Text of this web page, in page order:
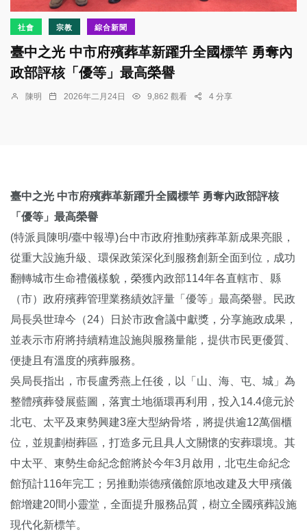
社會 宗教 綜合新聞
臺中之光 中市府殯葬革新躍升全國標竿 勇奪內
政部評核「優等」最高榮譽
陳明 2026年二月24日 9,862 觀看 4 分享
臺中之光 中市府殯葬革新躍升全國標竿 勇奪內政部評核
「優等」最高榮譽
(特派員陳明/臺中報導)台中市政府推動殯葬革新成果亮眼，
從重大設施升級、環保政策深化到服務創新全面到位，成功
翻轉城市生命禮儀樣貌，榮獲內政部114年各直轄市、縣
（市）政府殯葬管理業務績效評量「優等」最高榮譽。民政
局長吳世瑋今（24）日於市政會議中獻獎，分享施政成果，
並表示市府將持續精進設施與服務量能，提供市民更優質、
便捷且有溫度的殯葬服務。
吳局長指出，市長盧秀燕上任後，以「山、海、屯、城」為
整體殯葬發展藍圖，落實土地循環再利用，投入14.4億元於
北屯、太平及東勢興建3座大型納骨塔，將提供逾12萬個櫃
位，並規劃樹葬區，打造多元且具人文關懷的安葬環境。其
中太平、東勢生命紀念館將於今年3月啟用，北屯生命紀念
館預計116年完工；另推動崇德殯儀館原地改建及大甲殯儀
館增建20間小靈堂，全面提升服務品質，樹立全國殯葬設施
現代化新標竿。